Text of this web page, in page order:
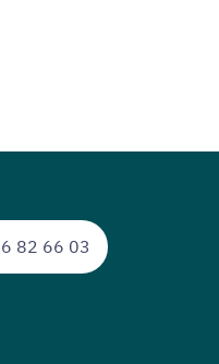
82 66 03